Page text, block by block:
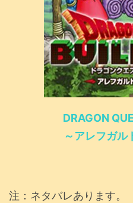
DRAGON
～アレフガル
注：ネタバレあります。